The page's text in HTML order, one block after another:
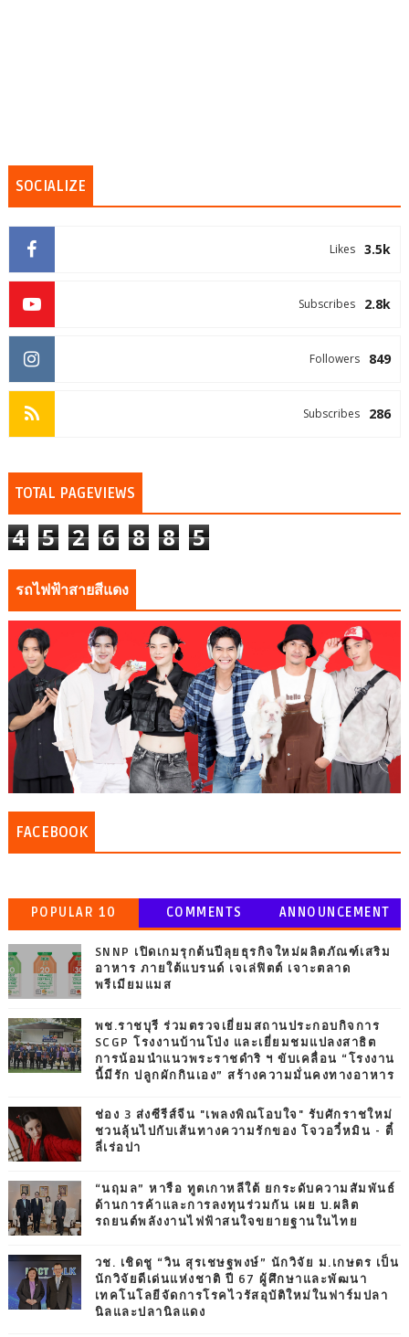
SOCIALIZE
3.5k
Likes
2.8k
Subscribes
849
Followers
286
Subscribes
TOTAL PAGEVIEWS
4 5 2 6 8 8 5
รถไฟฟ้าสายสีแดง
FACEBOOK
POPULAR 10 COMMENTS ANNOUNCEMENT
SNNP เปิดเกมรุกต้นปีลุยธุรกิจใหม่ผลิตภัณฑ์เสริม
อาหาร ภายใต้แบรนด์ เจเล่ฟิตต์ เจาะตลาด
พรีเมียมแมส
พช.ราชบุรี ร่วมตรวจเยี่ยมสถานประกอบกิจการ
SCGP โรงงานบ้านโป่ง และเยี่ยมชมแปลงสาธิต
การน้อมนำแนวพระราชดำริ ฯ ขับเคลื่อน “โรงงาน
นี้มีรัก ปลูกผักกินเอง” สร้างความมั่นคงทางอาหาร
ช่อง 3 ส่งซีรีส์จีน "เพลงพิณโอบใจ" รับศักราชใหม่
ชวนลุ้นไปกับเส้นทางความรักของ โจวอวี๋หมิน - ตี๋
ลี่เร่อปา
“นฤมล” หารือ ทูตเกาหลีใต้ ยกระดับความสัมพันธ์
ด้านการค้าและการลงทุนร่วมกัน เผย บ.ผลิต
รถยนต์พลังงานไฟฟ้าสนใจขยายฐานในไทย
วช. เชิดชู “วิน สุรเชษฐพงษ์” นักวิจัย ม.เกษตร เป็น
นักวิจัยดีเด่นแห่งชาติ ปี 67 ผู้ศึกษาและพัฒนา
เทคโนโลยีจัดการโรคไวรัสอุบัติใหม่ในฟาร์มปลา
นิลและปลานิลแดง